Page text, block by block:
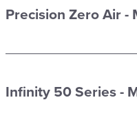
Precision Zero Air -
Infinity 50 Series -